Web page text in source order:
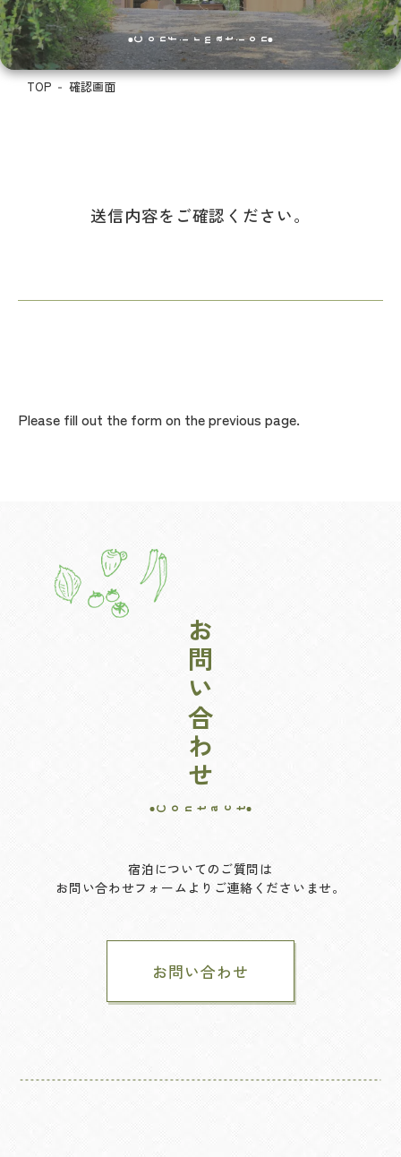
Confirmation
TOP 確認画面
送信内容をご確認ください。
Please fill out the form on the previous page.
お問い合わせ
Contact
宿泊についてのご質問は
お問い合わせフォームよりご連絡くださいませ。
お問い合わせ